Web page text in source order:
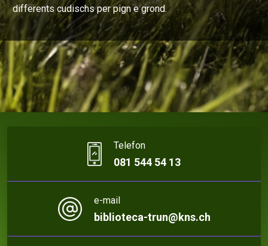
differents cudischs per pign e grond.
Telefon
081 544 54 13
e-mail
biblioteca-trun@kns.ch